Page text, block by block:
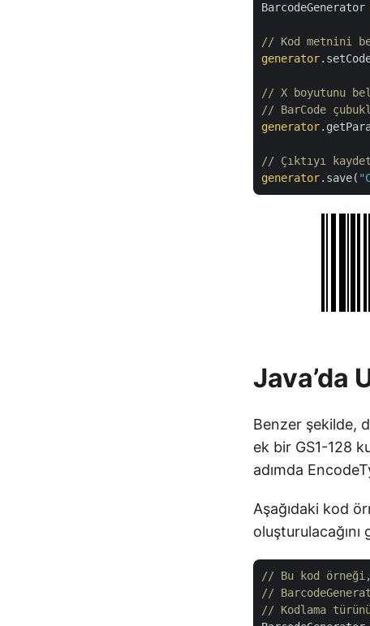
BarcodeGenerator
// Kod metnini
generator
// X boyutunu
// BarCode
generator
// Çıktıyı kaydet
generator.save(
Java’da
Benzer şekilde,
ek bir GS1-128
adımda
Aşağıdaki kod
oluşturulacağını
// Bu kod örneği,
//
// Kodlama